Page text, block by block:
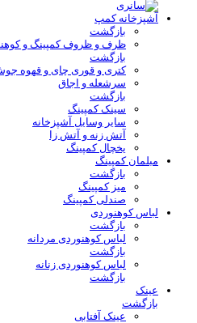
آشپزخانه کمپ
بازگشت
ظرف و ظروف کمپینگ و
بازگشت
کتری و قوری چای و قهوه
سرشعله و اجاق
بازگشت
سینک کمپینگ
سایر وسایل آشپزخانه
آتش زنه و آتش زا
یخچال کمپینگ
مبلمان کمپینگ
بازگشت
میز کمپینگ
صندلی کمپینگ
لباس کوهنوردی
بازگشت
لباس کوهنوردی مردانه
بازگشت
لباس کوهنوردی زنانه
بازگشت
عینک
بازگشت
عینک آفتابی